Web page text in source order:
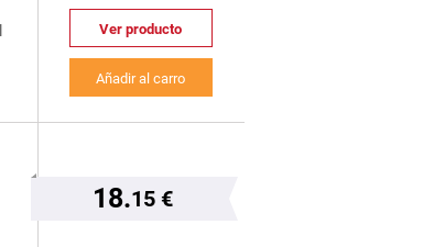
Ver producto
Añadir al carro
18.15 €